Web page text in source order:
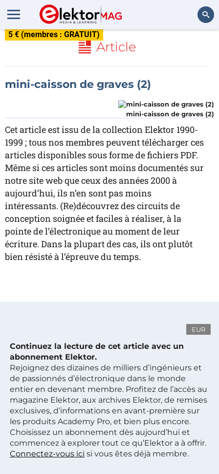
5 € (membres : GRATUIT)
Article
mini-caisson de graves (2)
mini-caisson de graves (2)
Cet article est issu de la collection Elektor 1990-
1999 ; tous nos membres peuvent télécharger ces
articles disponibles sous forme de fichiers PDF.
Même si ces articles sont moins documentés sur
notre site web que ceux des années 2000 à
aujourd’hui, ils n’en sont pas moins
intéressants. (Re)découvrez des circuits de
conception soignée et faciles à réaliser, à la
pointe de l’électronique au moment de leur
écriture. Dans la plupart des cas, ils ont plutôt
bien résisté à l’épreuve du temps.
EUR
Continuez la lecture de cet article avec un
abonnement Elektor.
Rejoignez des dizaines de milliers d’ingénieurs et
de passionnés d’électronique dans le monde
entier en devenant membre. Profitez de l’accès au
magazine Elektor, aux archives Elektor, de remises
exclusives, d’informations en avant-première sur
les produits Academy Pro, et bien plus encore.
Choisissez un abonnement dès aujourd’hui et
commencez à explorer tout ce qu’Elektor a à offrir.
Connectez-vous ici si vous êtes déjà membre.